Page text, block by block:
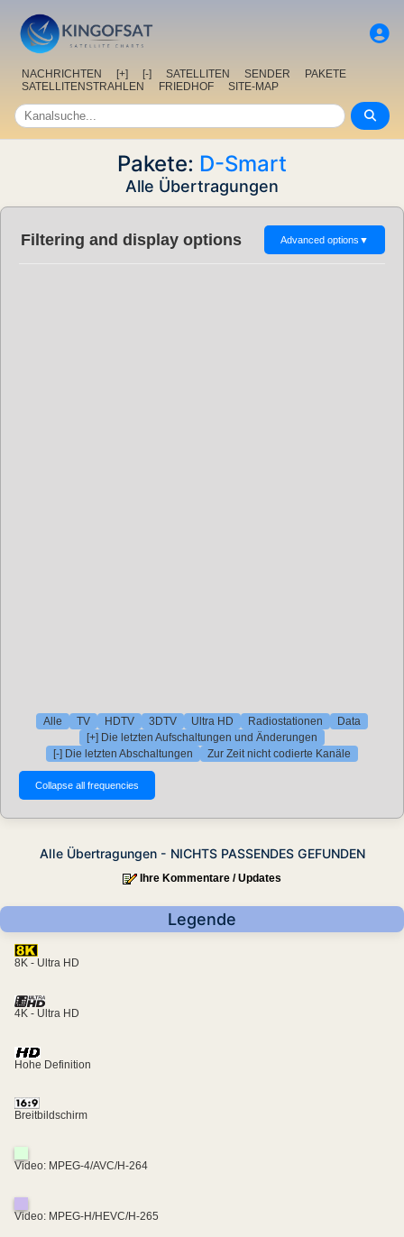
NACHRICHTEN [+] [-] SATELLITEN SENDER
PAKETE
SATELLITENSTRAHLEN
FRIEDHOF SITE-MAP
Pakete: D-Smart
Alle Übertragungen
Filtering and display options Advanced options ▼
Alle TV HDTV 3DTV Ultra HD Radiostationen
Data
[+] Die letzten Aufschaltungen und Änderungen
[-] Die letzten Abschaltungen
Zur Zeit nicht codierte Kanäle
Alle Übertragungen - NICHTS PASSENDES GEFUNDEN
Ihre Kommentare / Updates
Legende
8K - Ultra HD
4K - Ultra HD
Hohe Definition
Breitbildschirm
Video: MPEG-4/AVC/H-264
Video: MPEG-H/HEVC/H-265